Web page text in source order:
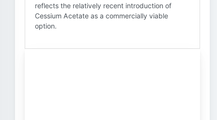
reflects the relatively recent introduction of
Cessium Acetate as a commercially viable
option.